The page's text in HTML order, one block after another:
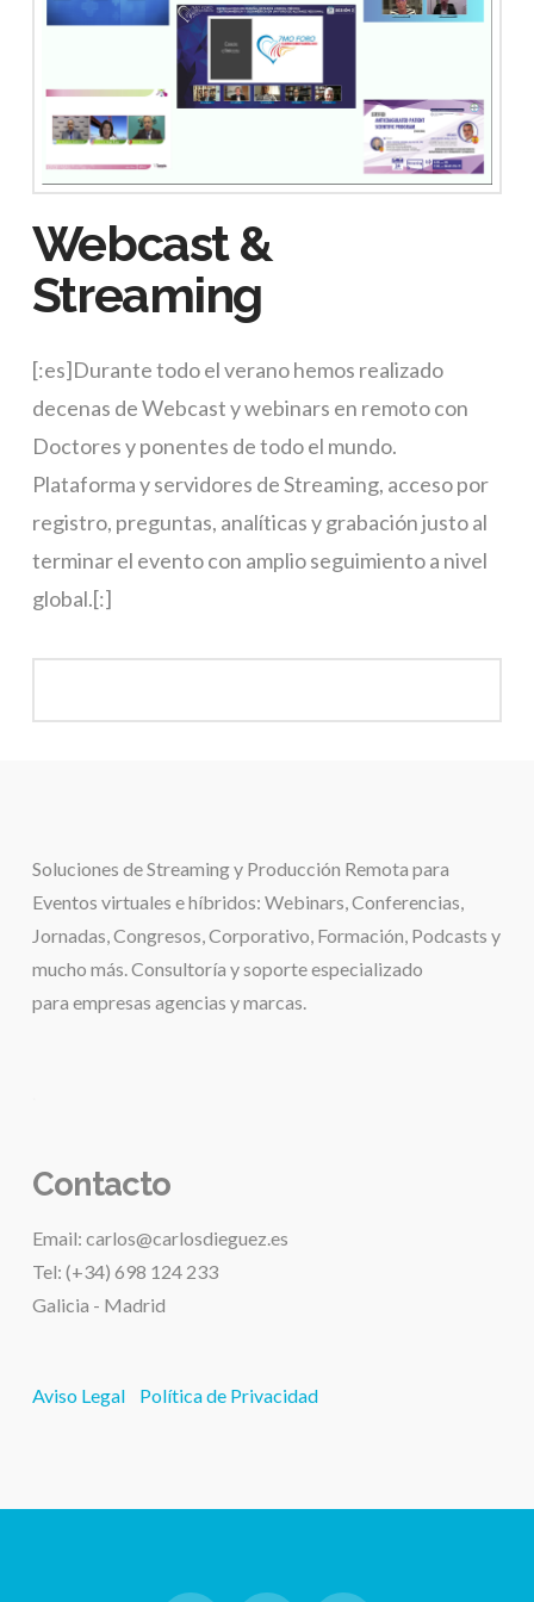
Webcast &
Streaming
[:es]Durante todo el verano hemos realizado
decenas de Webcast y webinars en remoto con
Doctores y ponentes de todo el mundo.
Plataforma y servidores de Streaming, acceso por
registro, preguntas, analíticas y grabación justo al
terminar el evento con amplio seguimiento a nivel
global.[:]
Soluciones deStreaming y Producción Remota para
Eventos virtuales e híbridos: Webinars, Conferencias,
Jornadas, Congresos, Corporativo, Formación, Podcasts y
mucho más. Consultoría y soporte especializado
para empresas agencias y marcas.
Contacto
Email: carlos@carlosdieguez.es
Tel: (+34) 698 124 233
Galicia - Madrid
Aviso Legal Política de Privacidad